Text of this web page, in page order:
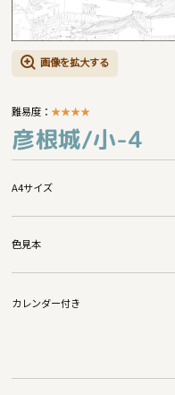
画像を拡大する
難易度：★★★★
彦根城/小-4
A4サイズ
色見本
カレンダー付き